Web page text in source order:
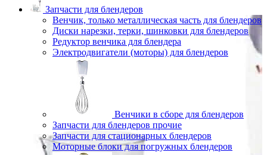
Запчасти для блендеров
Венчик, только металлическая часть для блендеров
Диски нарезки, терки, шинковки для блендеров
Редуктор венчика для блендера
Электродвигатели (моторы) для блендеров
Венчики в сборе для блендеров
Запчасти для блендеров прочие
Запчасти для стационарных блендеров
Моторные блоки для погружных блендеров